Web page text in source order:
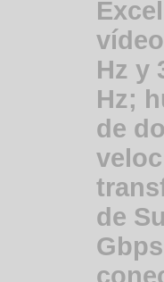
Hz y
Hz;
de
de